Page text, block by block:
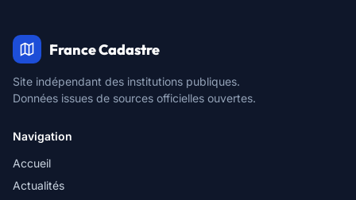
France Cadastre
Site indépendant des institutions publiques.
Données issues de sources officielles ouvertes.
Navigation
Accueil
Actualités